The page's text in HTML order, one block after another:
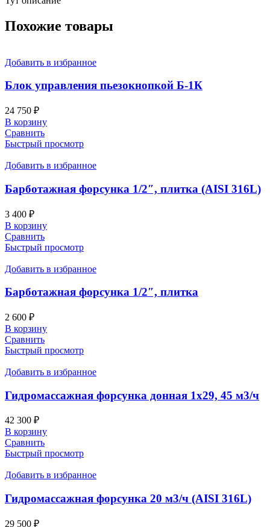
Похожие товары
Добавить в избранное
Блок управления пьезокнопкой Б-1К
24 750 ₽
В корзину
Сравнить
Быстрый просмотр
Добавить в избранное
Барботажная форсунка 1/2″, плитка (AISI 316L)
3 400 ₽
В корзину
Сравнить
Быстрый просмотр
Добавить в избранное
Барботажная форсунка 1/2″, плитка
2 600 ₽
В корзину
Сравнить
Быстрый просмотр
Добавить в избранное
Гидромассажная форсунка донная 1х29, 45 м3/ч
42 300 ₽
В корзину
Сравнить
Быстрый просмотр
Добавить в избранное
Гидромассажная форсунка 20 м3/ч (AISI 316L)
29 500 ₽